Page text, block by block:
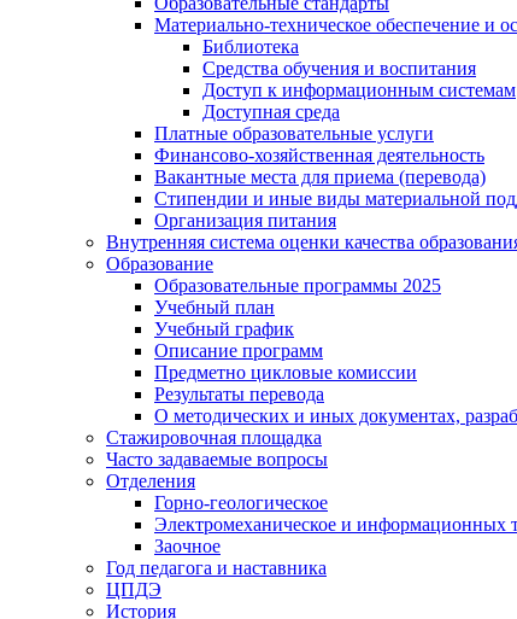
Материально-техническое обеспечение и
Библиотека
Средства обучения и воспитания
Доступ к информационным системам
Доступная среда
Платные образовательные услуги
Финансово-хозяйственная деятельность
Вакантные места для приема (перевода)
Стипендии и иные виды материальной
Организация питания
Внутренняя система оценки качества
Образование
Образовательные программы 2025
Учебный план
Учебный график
Описание программ
Предметно цикловые комиссии
Результаты перевода
О методических и иных документах,
Стажировочная площадка
Часто задаваемые вопросы
Отделения
Горно-геологическое
Электромеханическое и информационных
Заочное
Год педагога и наставника
ЦПДЭ
История